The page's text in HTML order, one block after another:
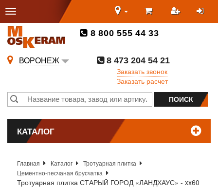
8 800 555 44 33
ВОРОНЕЖ
8 473 204 54 21
Заказать звонок
Заказать расчет
КАТАЛОГ
Главная Каталог
Тротуарная плитка
Цементно-песчаная брусчатка
Тротуарная плитка СТАРЫЙ ГОРОД «ЛАНДХАУС» - xx60